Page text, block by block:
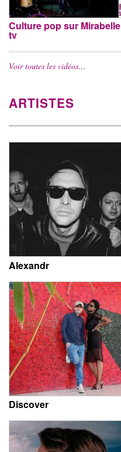
Culture pop sur Mirabelle
tv
Voir toutes les vidéos…
ARTISTES
Alexandr
Discover